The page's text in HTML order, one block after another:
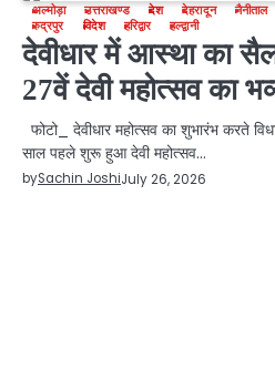
अल्मोड़ा उत्तराखण्ड देश देहरादून नैनीताल
रुद्रपुर
विदेश हरिद्वार हल्द्वानी
देवीधार में आस्था का
27वें देवी महोत्सव का
फोटो_ देवीधार महोत्सव का शुभारंभ करते
साल पहले शुरू हुआ देवी महोत्सव…
bySachin JoshiJuly 26, 2026